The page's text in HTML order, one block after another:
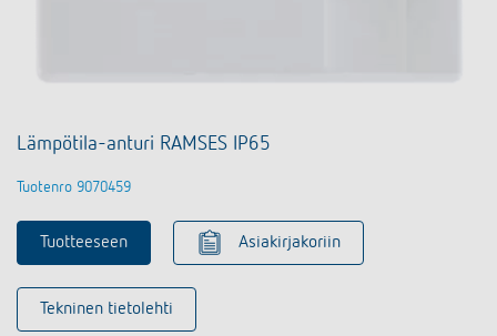
Lämpötila-anturi RAMSES IP65
Tuotenro 9070459
Tuotteeseen Asiakirjakoriin
Tekninen tietolehti